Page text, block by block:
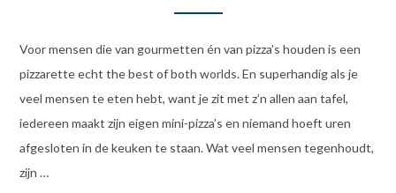
Voor mensen die van gourmetten én van pizza’s houden is een
pizzarette echt the best of both worlds. En superhandig als je
veel mensen te eten hebt, want je zit met z’n allen aan tafel,
iedereen maakt zijn eigen mini-pizza’s en niemand hoeft uren
afgesloten in de keuken te staan. Wat veel mensen tegenhoudt,
zijn …